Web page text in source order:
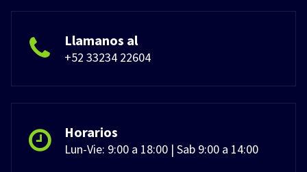
Llamanos al
+52 33234 22604
Horarios
Lun-Vie: 9:00 a 18:00 | Sab 9:00 a 14:00